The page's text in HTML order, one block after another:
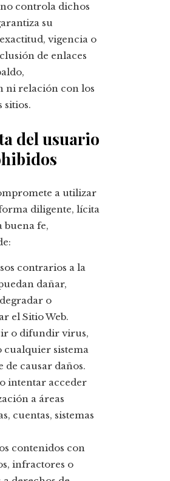
controla dichos
su
vigencia o
de enlaces
ni relación con los
sitios.
del usuario
a utilizar
diligente, lícita
buena fe,
contrarios a la
dañar,
o
el Sitio Web.
o difundir virus,
cualquier sistema
de causar daños.
intentar acceder
a áreas
cuentas, sistemas
contenidos con
infractores o